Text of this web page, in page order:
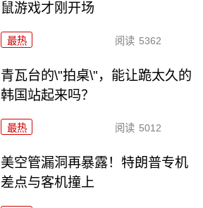
鼠游戏才刚开场
最热 阅读 5362
青瓦台的\"拍桌\"，能让跪太久的
韩国站起来吗？
最热 阅读 5012
美空管漏洞再暴露！特朗普专机
差点与客机撞上